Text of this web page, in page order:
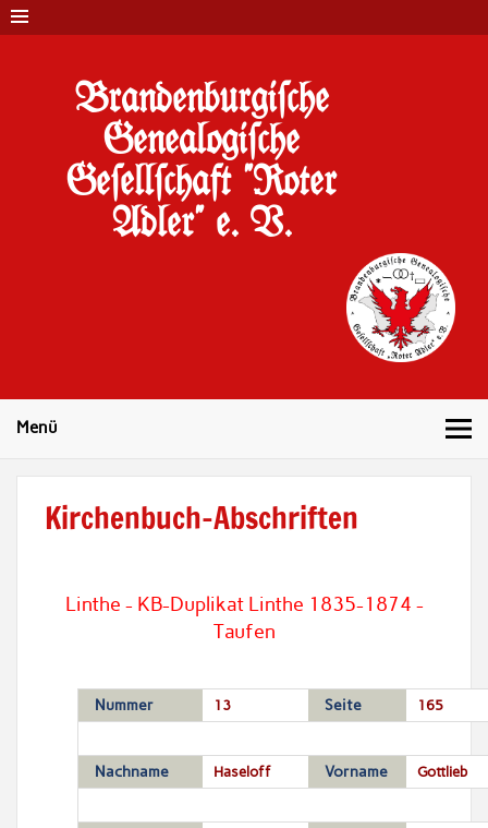
Brandenburgi#che
Genealogi#che
Ge#ell#chaft "Roter
Adler" e. V.
Menü
Kirchenbuch-Abschriften
Linthe - KB-Duplikat Linthe 1835-1874 -
Taufen
Nummer 13 Seite 165
Nachname Haseloff Vorname Gottlieb